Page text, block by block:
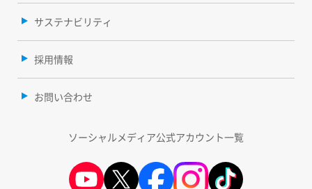
サステナビリティ
採用情報
お問い合わせ
ソーシャルメディア公式アカウント一覧